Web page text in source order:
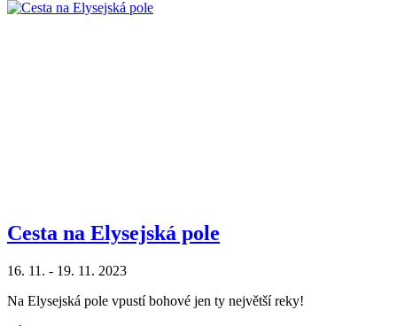
Cesta na Elysejská pole
16. 11. - 19. 11. 2023
Na Elysejská pole vpustí bohové jen ty největší reky!